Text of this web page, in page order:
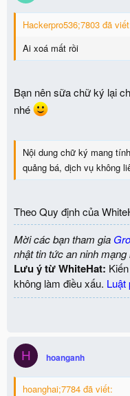
Hackerpro536;7803 đã
Ai xoá mất rồi
Bạn nên sữa chữ ký lại
nhé
Nội dung chữ ký mang
quảng bá, dịch vụ không
Theo Quy định của
Mời các bạn tham gia
nhật tin tức an ninh mạng
Lưu ý từ WhiteHat:
không làm điều xấu. Luật
H hoanganh
hoanghai;7784 đã viết: